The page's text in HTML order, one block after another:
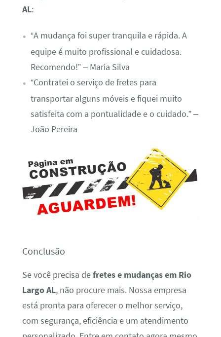
AL:
“A mudança foi super tranquila e rápida. A
equipe é muito profissional e cuidadosa.
Recomendo!” – Maria Silva
“Contratei o serviço de fretes para
transportar alguns móveis e fiquei muito
satisfeita com a pontualidade e o cuidado.” –
João Pereira
Conclusão
Se você precisa defretes e mudanças em Rio
Largo AL, não procure mais. Nossa empresa
está pronta para oferecer o melhor serviço,
com segurança, eficiência e um atendimento